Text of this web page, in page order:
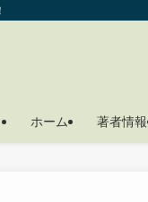
ホーム 著者情報